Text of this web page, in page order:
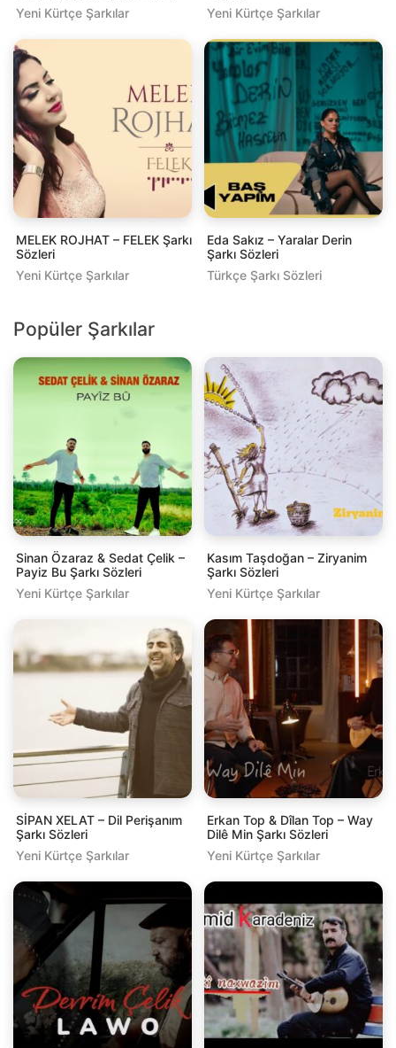
Yeni Kürtçe Şarkılar
Yeni Kürtçe Şarkılar
MELEK ROJHAT – FELEK Şarkı
Sözleri
Yeni Kürtçe Şarkılar
Eda Sakız – Yaralar Derin
Şarkı Sözleri
Türkçe Şarkı Sözleri
Popüler Şarkılar
Sinan Özaraz & Sedat Çelik –
Payiz Bu Şarkı Sözleri
Yeni Kürtçe Şarkılar
Kasım Taşdoğan – Ziryanim
Şarkı Sözleri
Yeni Kürtçe Şarkılar
SİPAN XELAT – Dil Perişanım
Şarkı Sözleri
Yeni Kürtçe Şarkılar
Erkan Top & Dîlan Top – Way
Dilê Min Şarkı Sözleri
Yeni Kürtçe Şarkılar